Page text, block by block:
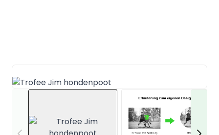
View larger image
View larger